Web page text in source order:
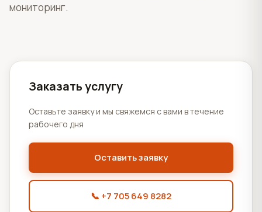
мониторинг.
Заказать услугу
Оставьте заявку и мы свяжемся с вами в течение
рабочего дня
Оставить заявку
📞 +7 705 649 8282